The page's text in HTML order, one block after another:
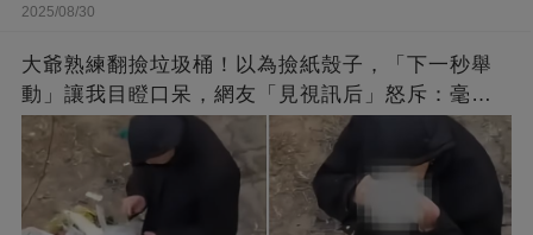
2025/08/30
大爺熟練翻撿垃圾桶！以為撿紙殼子，「下一秒舉
動」讓我目瞪口呆，網友「見視訊后」怒斥：毫無
底線